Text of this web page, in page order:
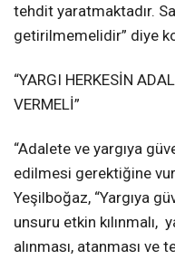
tehdit yaratmaktadır.
getirilmemelidir” diye
“YARGI HERKESİN
VERMELİ”
“Adalete ve yargıya
edilmesi gerektiğine
Yeşilboğaz, “Yargıya
unsuru etkin kılınmalı,
alınması, atanması